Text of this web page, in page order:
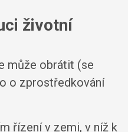
životní
může obrátit (se
o zprostředkování
řízení v zemi, v níž k